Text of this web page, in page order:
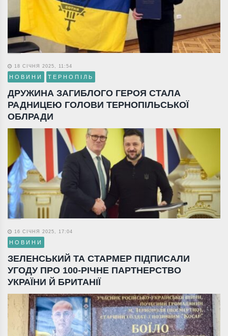
18 СІЧНЯ 2025, 11:54
НОВИНИ ТЕРНОПІЛЬ
ДРУЖИНА ЗАГИБЛОГО ГЕРОЯ СТАЛА
РАДНИЦЕЮ ГОЛОВИ ТЕРНОПІЛЬСЬКОЇ
ОБЛРАДИ
16 СІЧНЯ 2025, 17:04
НОВИНИ
ЗЕЛЕНСЬКИЙ ТА СТАРМЕР ПІДПИСАЛИ
УГОДУ ПРО 100-РІЧНЕ ПАРТНЕРСТВО
УКРАЇНИ Й БРИТАНІЇ